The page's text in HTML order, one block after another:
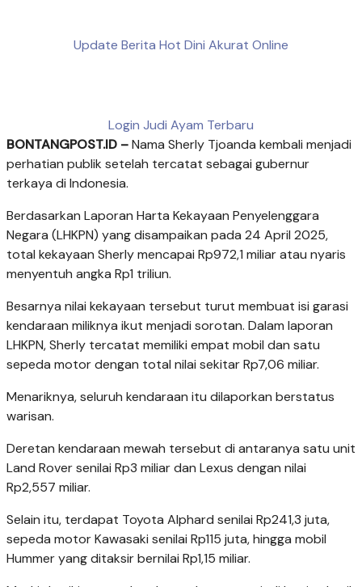
Update Berita Hot Dini Akurat Online
Login Judi Ayam Terbaru
BONTANGPOST.ID –Nama Sherly Tjoanda kembali menjadi
perhatian publik setelah tercatat sebagai gubernur
terkaya di Indonesia.
Berdasarkan Laporan Harta Kekayaan Penyelenggara
Negara (LHKPN) yang disampaikan pada 24 April 2025,
total kekayaan Sherly mencapai Rp972,1 miliar atau nyaris
menyentuh angka Rp1 triliun.
Besarnya nilai kekayaan tersebut turut membuat isi garasi
kendaraan miliknya ikut menjadi sorotan. Dalam laporan
LHKPN, Sherly tercatat memiliki empat mobil dan satu
sepeda motor dengan total nilai sekitar Rp7,06 miliar.
Menariknya, seluruh kendaraan itu dilaporkan berstatus
warisan.
Deretan kendaraan mewah tersebut di antaranya satu unit
Land Roversenilai Rp3 miliar dan Lexus dengan nilai
Rp2,557 miliar.
Selain itu, terdapat Toyota Alphard senilai Rp241,3 juta,
sepeda motorKawasaki senilai Rp115 juta, hingga mobil
Hummeryang ditaksir bernilai Rp1,15 miliar.